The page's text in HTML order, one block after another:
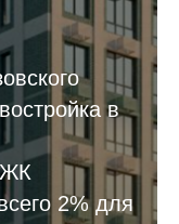
в
ЖК
2% для